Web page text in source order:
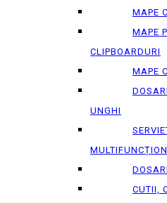
MAPE
MAPE
CLIPBOARDURI
MAPE
UNGHI
CUTII,